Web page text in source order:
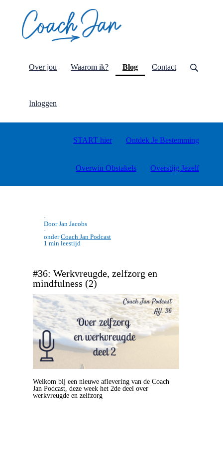
Over jou Waarom ik? Blog(current)
Contact
Inloggen
START hier Ontdek Je Bestemming
Overwin Obstakels Overstijg Jezelf
·
Door Jan Jacobs
·
onderCoach Jan Podcast
1 min leestijd
#36: Werkvreugde, zelfzorg en
mindfulness (2)
Welkom bij een nieuwe aflevering van de Coach
Jan Podcast, deze week het 2de deel over
werkvreugde en zelfzorg